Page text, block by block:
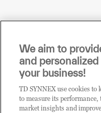
Sei un rivenditore di
i prodotti o le
CLICCA
We aim to
and
your business!
TD SYNNEX use cookies to
to measure its performance,
market insights and